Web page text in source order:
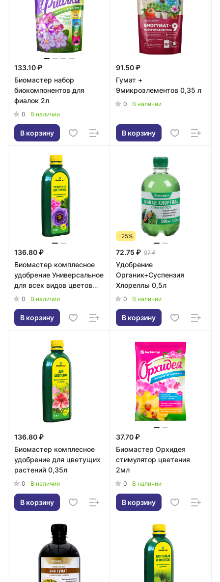
133.10 ₽
Биомастер набор
биокомпонентов для
фиалок 2л
0 В наличии
В корзину
91.50 ₽
Гумат +
9микроэлементов 0,35 л
0 В наличии
В корзину
136.80 ₽
Биомастер комплесное
удобрение Универсальное
для всех видов цветов
0,35л
0 В наличии
В корзину
-25%
72.75 ₽ 97 ₽
Удобрение
Органик+Суспензия
Хлореллы 0,5л
0 В наличии
В корзину
136.80 ₽
Биомастер комплесное
удобрение для цветущих
растений 0,35л
0 В наличии
В корзину
37.70 ₽
Биомастер Орхидея
стимулятор цветения
2мл
0 В наличии
В корзину